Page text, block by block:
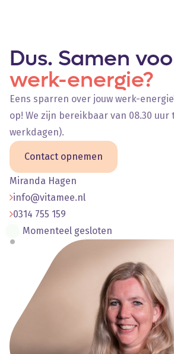
Dus. Samen
werk-energie?
Eens sparren over jouw werk-
op! We zijn bereikbaar van 08.30 uur
werkdagen).
Contact opnemen
Miranda Hagen
info@vitamee.nl
0314 755 159
Momenteel gesloten